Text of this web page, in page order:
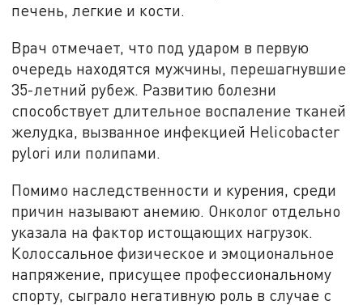
печень, легкие и кости.
Врач отмечает, что под ударом в первую
очередь находятся мужчины, перешагнувшие
35-летний рубеж. Развитию болезни
способствует длительное воспаление тканей
желудка, вызванное инфекцией Helicobacter
pylori или полипами.
Помимо наследственности и курения, среди
причин называют анемию. Онколог отдельно
указала на фактор истощающих нагрузок.
Колоссальное физическое и эмоциональное
напряжение, присущее профессиональному
спорту, сыграло негативную роль в случае с